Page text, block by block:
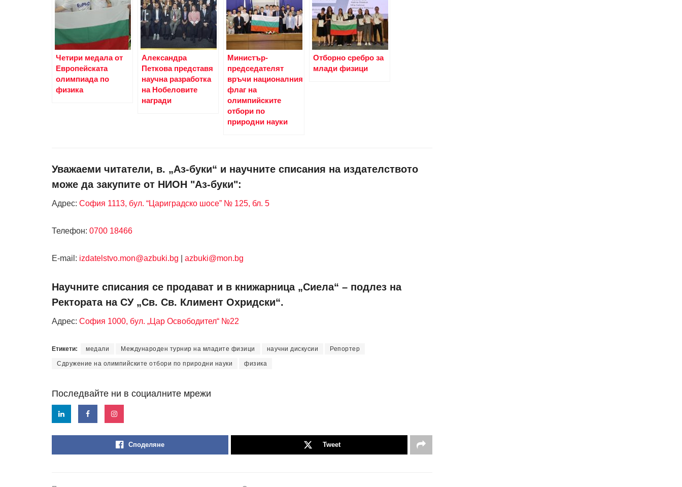
Четири медала от
Европейската
олимпиада по
физика
Александра
Петкова представя
научна разработка
на Нобеловите
награди
Министър-
председателят
връчи националния
флаг на
олимпийските
отбори по
природни науки
Отборно сребро за
млади физици
Уважаеми читатели, в. „Аз-буки“ и научните списания на издателството
може да закупите от НИОН "Аз-буки":
Адрес: София 1113, бул. “Цариградско шосе” № 125, бл. 5
Телефон: 0700 18466
Е-mail: izdatelstvo.mon@azbuki.bg azbuki@mon.bg
Научните списания се продават и в книжарница „Сиела“ – подлез на
Ректората на СУ „Св. Св. Климент Охридски“.
Адрес: София 1000, бул. „Цар Освободител“ №22
Етикети: медали Международен турнир на младите физици научни дискусии Репортер
Сдружение на олимпийските отбори по природни науки физика
Последвайте ни в социалните мрежи
Споделяне Tweet